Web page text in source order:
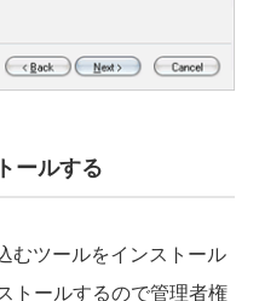
ールする
むツールをインストール
トールするので管理者権